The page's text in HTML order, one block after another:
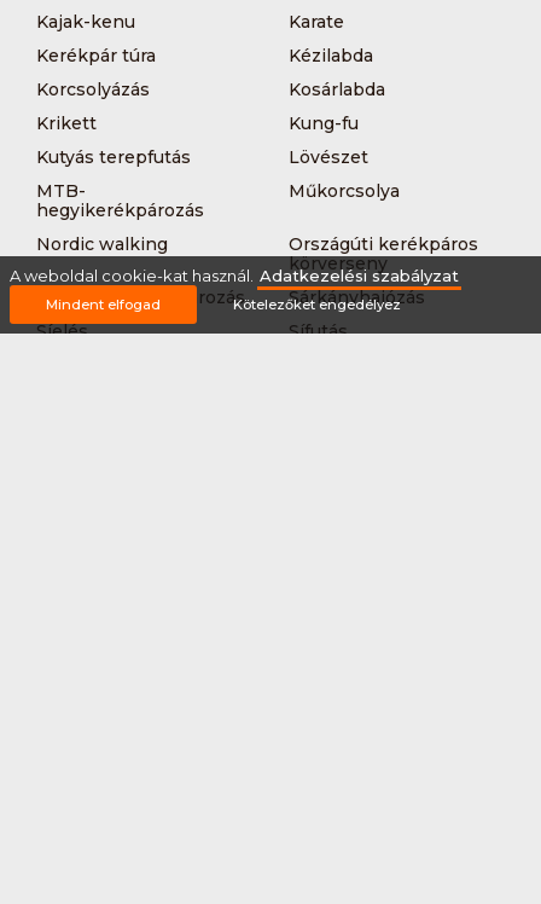
Kajak-kenu
Karate
Kerékpár túra
Kézilabda
Korcsolyázás
Kosárlabda
Krikett
Kung-fu
Kutyás terepfutás
Lövészet
MTB-
hegyikerékpározás
Műkorcsolya
Nordic walking
Országúti kerékpáros
körverseny
Országúti kerékpározás
Sárkányhajózás
Síelés
Sífutás
A weboldal cookie-kat használ. Adatkezelési szabályzat
Mindent elfogad Kötelezőket engedélyez